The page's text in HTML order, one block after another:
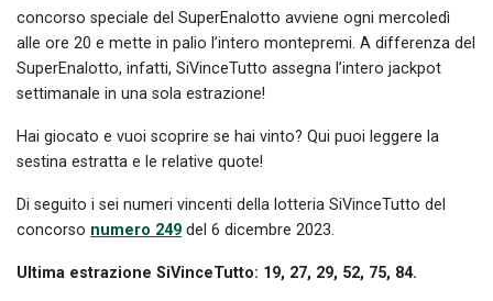
concorso speciale del SuperEnalotto avviene ogni mercoledì
alle ore 20 e mette in palio l’intero montepremi. A differenza del
SuperEnalotto, infatti, SiVinceTutto assegna l’intero jackpot
settimanale in una sola estrazione!
Hai giocato e vuoi scoprire se hai vinto? Qui puoi leggere la
sestina estratta e le relative quote!
Di seguito i sei numeri vincenti della lotteria SiVinceTutto del
concorso numero 249 del 6 dicembre 2023.
Ultima estrazione SiVinceTutto: 19, 27, 29, 52, 75, 84.